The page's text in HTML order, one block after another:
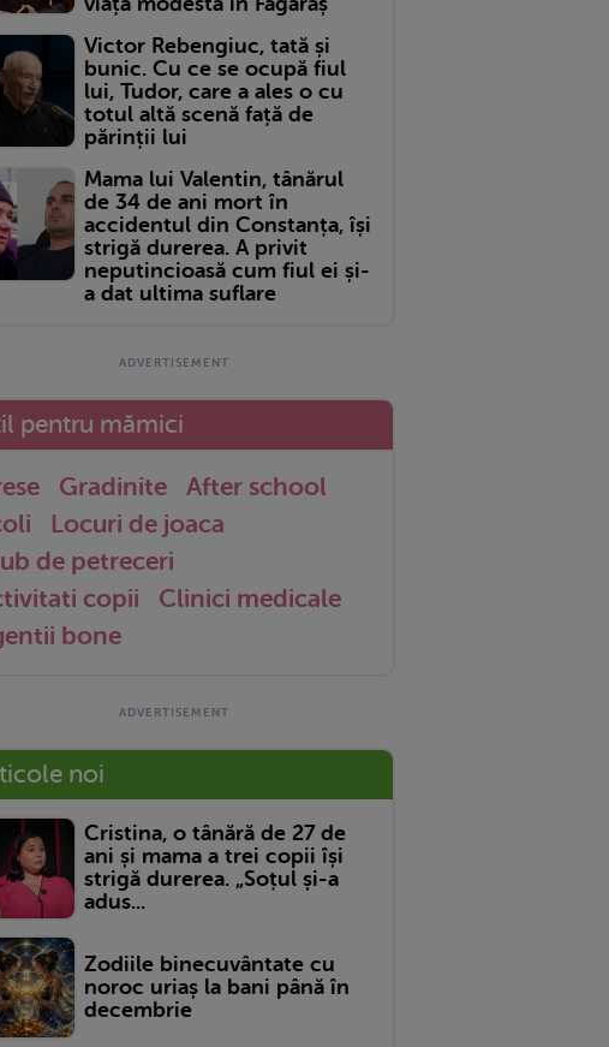
Victor Rebengiuc, tată și
bunic. Cu ce se ocupă fiul
lui, Tudor, care a ales o cu
totul altă scenă față de
părinții lui
Mama lui Valentin, tânărul
de 34 de ani mort în
accidentul din Constanța, își
strigă durerea. A privit
neputincioasă cum fiul ei și-
a dat ultima suflare
pentru mămici
Gradinite
After school
Locuri de joaca
de petreceri
copii
Clinici medicale
bone
noi
Cristina, o tânără de 27 de
ani și mama a trei copii își
strigă durerea. „Soțul și-a
adus...
Zodiile binecuvântate cu
noroc uriaș la bani până în
decembrie